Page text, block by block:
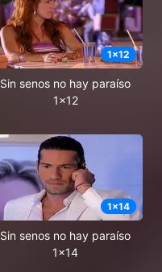
1x12
Sin senos no hay paraíso
1x12
1x14
Sin senos no hay paraíso
1x14